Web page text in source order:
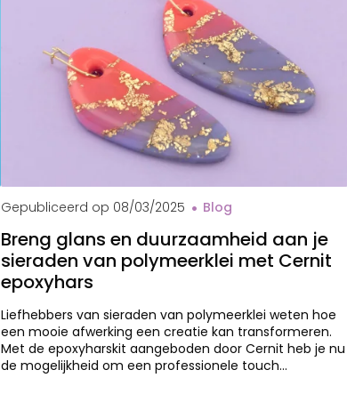
Gepubliceerd op 08/03/2025 Blog
Breng glans en duurzaamheid aan je
sieraden van polymeerklei met Cernit
epoxyhars
Liefhebbers van sieraden van polymeerklei weten hoe
een mooie afwerking een creatie kan transformeren.
Met de epoxyharskit aangeboden door Cernit heb je nu
de mogelijkheid om een professionele touch…